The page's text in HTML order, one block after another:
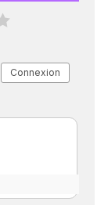
IMAGES
LES